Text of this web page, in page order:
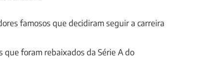
famosos que decidiram seguir a carreira
que foram rebaixados da Série A do